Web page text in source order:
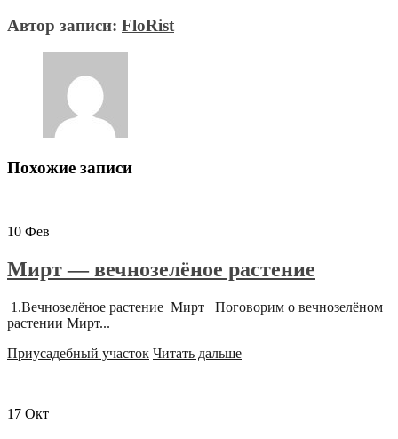
Автор записи: FloRist
Похожие записи
10 Фев
Мирт — вечнозелёное растение
1.Вечнозелёное растение Мирт Поговорим о вечнозелёном
растении Мирт...
Приусадебный участок Читать дальше
17 Окт